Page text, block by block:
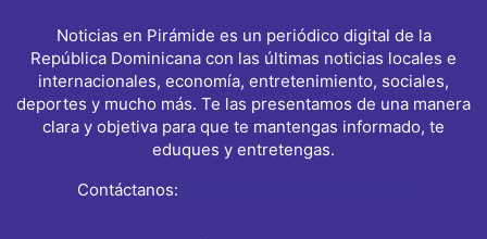
Noticias en Pirámide es un periódico digital de la
República Dominicana con las últimas noticias locales e
internacionales, economía, entretenimiento, sociales,
deportes y mucho más. Te las presentamos de una manera
clara y objetiva para que te mantengas informado, te
eduques y entretengas.
Contáctanos: